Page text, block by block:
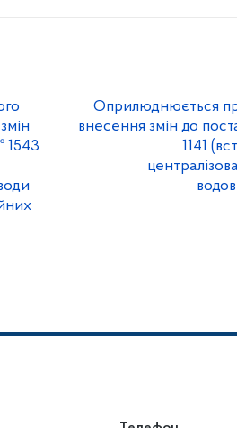
1543
Оприлюднюється
внесення змін до
1141